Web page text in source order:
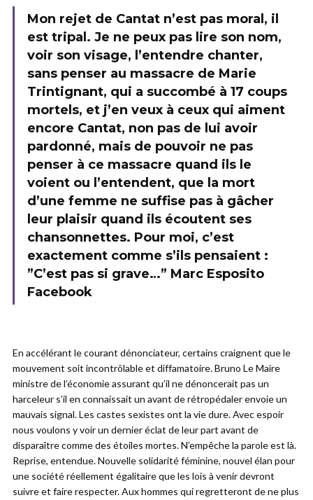
Mon rejet de Cantat n’est pas moral, il
est tripal. Je ne peux pas lire son nom,
voir son visage, l’entendre chanter,
sans penser au massacre de Marie
Trintignant, qui a succombé à 17 coups
mortels, et j’en veux à ceux qui aiment
encore Cantat, non pas de lui avoir
pardonné, mais de pouvoir ne pas
penser à ce massacre quand ils le
voient ou l’entendent, que la mort
d’une femme ne suffise pas à gâcher
leur plaisir quand ils écoutent ses
chansonnettes. Pour moi, c’est
exactement comme s’ils pensaient :
”C’est pas si grave…” Marc Esposito
Facebook
En accélérant le courant dénonciateur, certains craignent que le
mouvement soit incontrôlable et diffamatoire. Bruno Le Maire
ministre de l’économie assurant qu’il ne dénoncerait pas un
harceleur s’il en connaissait un avant de rétropédaler envoie un
mauvais signal. Les castes sexistes ont la vie dure. Avec espoir
nous voulons y voir un dernier éclat de leur part avant de
disparaître comme des étoiles mortes. N’empêche la parole est là.
Reprise, entendue. Nouvelle solidarité féminine, nouvel élan pour
une société réellement égalitaire que les lois à venir devront
suivre et faire respecter. Aux hommes qui regretteront de ne plus